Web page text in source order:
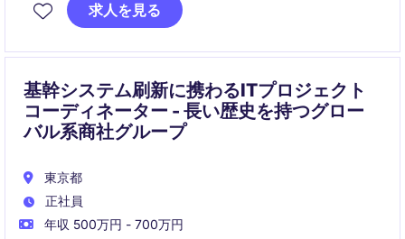
Javaの技術知識を活かし、社内外ステークホルダーと
求人を見る
基幹システム刷新に携わるITプロジェクト
コーディネーター - 長い歴史を持つグロー
バル系商社グループ
東京都
正社員
年収 500万円 - 700万円